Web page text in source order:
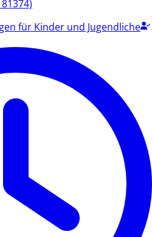
für Kinder und Jugendliche